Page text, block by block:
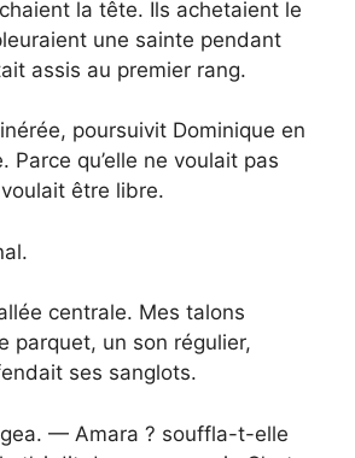
la tête. Ils achetaient le
une sainte pendant
assis au premier rang.
poursuivit Dominique en
Parce qu’elle ne voulait pas
être libre.
centrale. Mes talons
parquet, un son régulier,
ses sanglots.
— Amara ? souffla-t-elle